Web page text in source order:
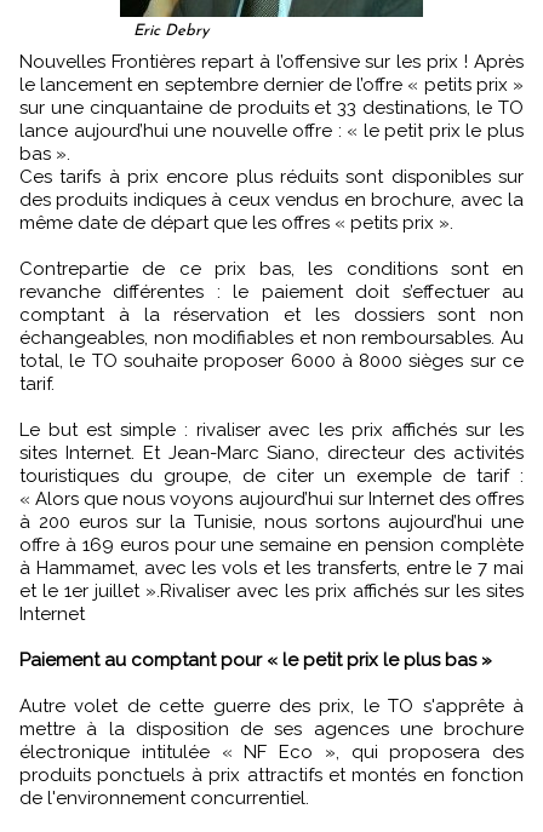
Eric Debry
Nouvelles Frontières repart à l’offensive sur les prix ! Après
le lancement en septembre dernier de l’offre « petits prix »
sur une cinquantaine de produits et 33 destinations, le TO
lance aujourd’hui une nouvelle offre : « le petit prix le plus
bas ».
Ces tarifs à prix encore plus réduits sont disponibles sur
des produits indiques à ceux vendus en brochure, avec la
même date de départ que les offres « petits prix ».
Contrepartie de ce prix bas, les conditions sont en
revanche différentes : le paiement doit s’effectuer au
comptant à la réservation et les dossiers sont non
échangeables, non modifiables et non remboursables. Au
total, le TO souhaite proposer 6000 à 8000 sièges sur ce
tarif.
Le but est simple : rivaliser avec les prix affichés sur les
sites Internet. Et Jean-Marc Siano, directeur des activités
touristiques du groupe, de citer un exemple de tarif :
« Alors que nous voyons aujourd’hui sur Internet des offres
à 200 euros sur la Tunisie, nous sortons aujourd’hui une
offre à 169 euros pour une semaine en pension complète
à Hammamet, avec les vols et les transferts, entre le 7 mai
et le 1er juillet ».Rivaliser avec les prix affichés sur les sites
Internet
Paiement au comptant pour « le petit prix le plus bas »
Autre volet de cette guerre des prix, le TO s'apprête à
mettre à la disposition de ses agences une brochure
électronique intitulée « NF Eco », qui proposera des
produits ponctuels à prix attractifs et montés en fonction
de l'environnement concurrentiel.